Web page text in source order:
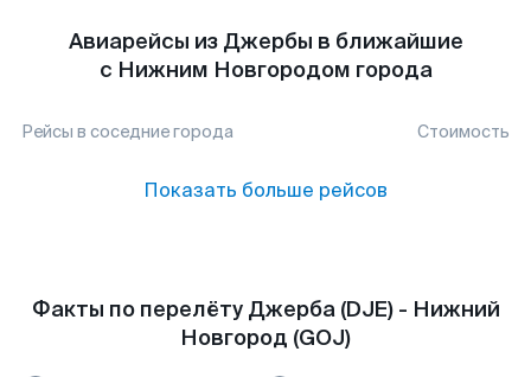
Авиарейсы из Джербы в ближайшие
с Нижним Новгородом города
Рейсы в соседние города Стоимость
Показать больше рейсов
Факты по перелёту Джерба (DJE) - Нижний
Новгород (GOJ)